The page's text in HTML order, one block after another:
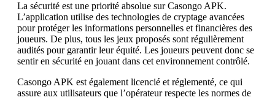
La sécurité est une priorité absolue sur Casongo APK.
L’application utilise des technologies de cryptage avancées
pour protéger les informations personnelles et financières des
joueurs. De plus, tous les jeux proposés sont régulièrement
audités pour garantir leur équité. Les joueurs peuvent donc se
sentir en sécurité en jouant dans cet environnement contrôlé.
Casongo APK est également licencié et réglementé, ce qui
assure aux utilisateurs que l’opérateur respecte les normes de